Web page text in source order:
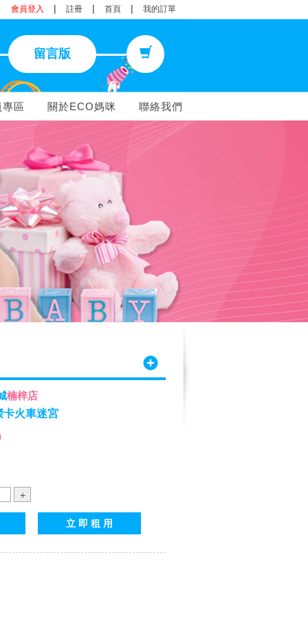
會員登入 | 註冊 | 首頁 | 我的訂單
留言版
區 關於ECO媽咪 聯絡我們
楠梓店
火車迷宮